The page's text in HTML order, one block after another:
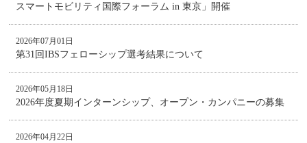
スマートモビリティ国際フォーラム in 東京」開催
2026年07月01日
第31回IBSフェローシップ選考結果について
2026年05月18日
2026年度夏期インターンシップ、オープン・カンパニーの募集
2026年04月22日